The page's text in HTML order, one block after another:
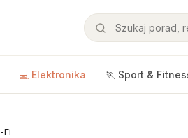
💻 Elektronika 🏃 Sport &
Fi